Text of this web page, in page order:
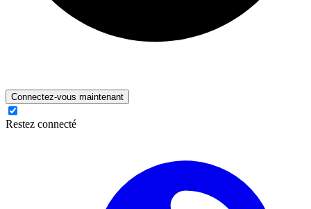
Connectez-vous maintenant
Restez connecté